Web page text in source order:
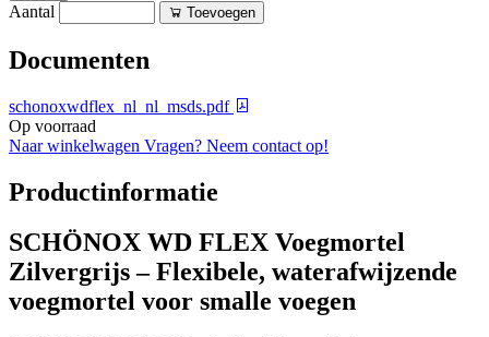
Aantal Toevoegen
Documenten
schonoxwdflex_nl_nl_msds.pdf
Op voorraad
Naar winkelwagen Vragen? Neem contact op!
Productinformatie
SCHÖNOX WD FLEX Voegmortel
Zilvergrijs – Flexibele, waterafwijzende
voegmortel voor smalle voegen